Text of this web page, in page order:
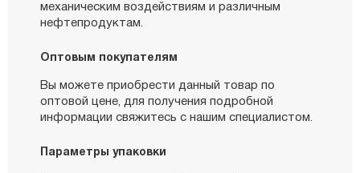
механическим воздействиям и различным
нефтепродуктам.
Оптовым покупателям
Вы можете приобрести данный товар по
оптовой цене, для получения подробной
информации свяжитесь с нашим специалистом.
Параметры упаковки